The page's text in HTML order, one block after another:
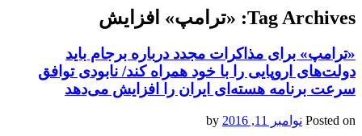
Tag Archives: «ترامپ» افزایش
«ترامپ» برای مذاکرات مجدد درباره برجام باید
دولت‌های اروپایی را با خود همراه کند/ نابودی توافق
سرعت برنامه هسته‌ای ایران را افزایش می‌دهد
Posted on نوامبر 11, 2016